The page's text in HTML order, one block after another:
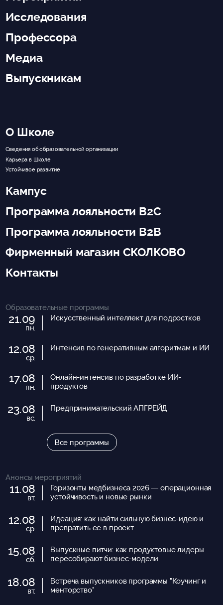
Исследования
Профессора
Медиа
Выпускникам
О Школе
Сведения об образовательной организации
Карьера в Школе
Устойчивое развитие
Кампус
Программа лояльности B2C
Программа лояльности B2B
Фирменный магазин СКОЛКОВО
Контакты
Образовательные программы
21.09
пн.
Искусственный интеллект для подростков
12.08
ср.
Интенсив по генеративным алгоритмам и ИИ
17.08
пн.
Онлайн-интенсив по разработке ИИ-
продуктов
23.08
вс.
Предпринимательский АПГРЕЙД
Все программы
Анонсы мероприятий
11.08
вт.
Горизонты медбизнеса 2026 — операционная
устойчивость и новые рынки
12.08
ср.
Идеация: как найти сильную бизнес-идею и
превратить ее в проект
15.08
сб.
Выпускные питчи: как продуктовые лидеры
пересобирают бизнес-модели
18.08
вт.
Встреча выпускников программы "Коучинг и
менторство"